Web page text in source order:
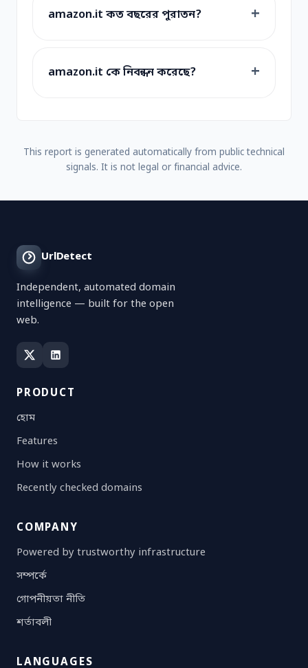
amazon.it কত বছরের পুরাতন?
amazon.it কে নিবন্ধন করেছে?
This report is generated automatically from public technical
signals. It is not legal or financial advice.
UrlDetect
Independent, automated domain
intelligence — built for the open
web.
PRODUCT
হোম
Features
How it works
Recently checked domains
COMPANY
Powered by trustworthy infrastructure
সম্পর্কে
গোপনীয়তা নীতি
শর্তাবলী
LANGUAGES